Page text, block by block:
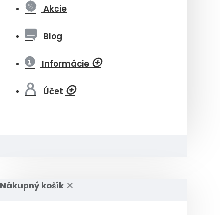
Akcie
Blog
Informácie
Účet
Nákupný košík